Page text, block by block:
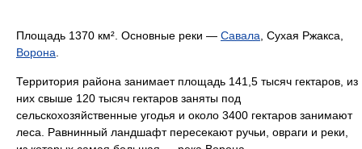
Площадь 1370 км². Основные реки — Савала , Сухая Ржакса,
Ворона
Территория района занимает площадь 141,5 тысяч гектаров, из
них свыше 120 тысяч гектаров заняты под
сельскохозяйственные угодья и около 3400 гектаров занимают
леса. Равнинный ландшафт пересекают ручьи, овраги и реки,